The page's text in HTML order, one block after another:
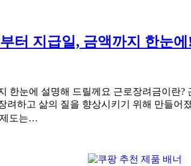
터 지급일, 금액까지 한눈에!
한눈에 설명해 드릴께요 근로장려금이
하고 삶의 질을 향상시키기 위해 만들
제도는…